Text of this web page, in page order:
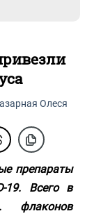
Олеся
препараты
19. Всего в
флаконов